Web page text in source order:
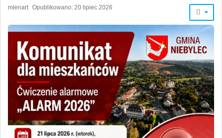
mlenart Opublikowano: 20 lipiec 2026